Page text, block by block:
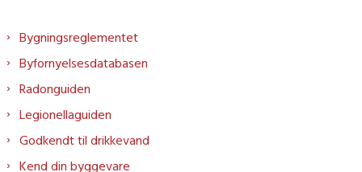
Bygningsreglementet
Byfornyelsesdatabasen
Radonguiden
Legionellaguiden
Godkendt til drikkevand
Kend din byggevare